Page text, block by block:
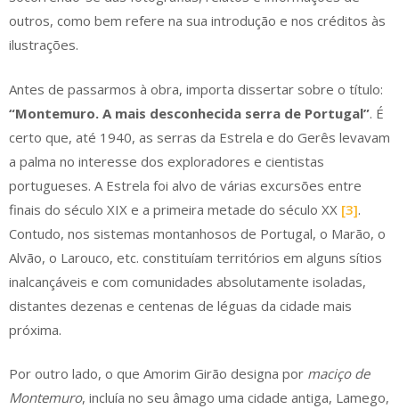
outros, como bem refere na sua introdução e nos créditos às
ilustrações.
Antes de passarmos à obra, importa dissertar sobre o título:
“Montemuro. A mais desconhecida serra de Portugal”. É
certo que, até 1940, as serras da Estrela e do Gerês levavam
a palma no interesse dos exploradores e cientistas
portugueses. A Estrela foi alvo de várias excursões entre
finais do século XIX e a primeira metade do século XX [3].
Contudo, nos sistemas montanhosos de Portugal, o Marão, o
Alvão, o Larouco, etc. constituíam territórios em alguns sítios
inalcançáveis e com comunidades absolutamente isoladas,
distantes dezenas e centenas de léguas da cidade mais
próxima.
Por outro lado, o que Amorim Girão designa por maciço de
Montemuro, incluía no seu âmago uma cidade antiga, Lamego,